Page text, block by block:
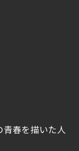
春を描いた人